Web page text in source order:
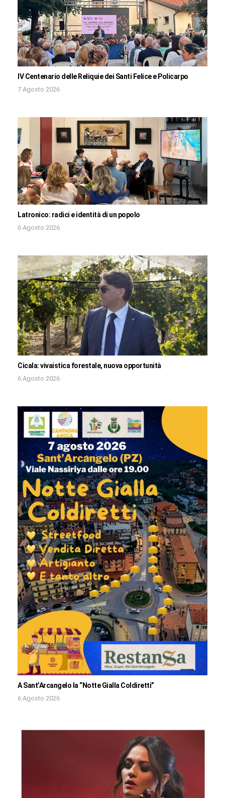
IV Centenario delle Reliquie dei Santi Felice e Policarpo
7 Agosto 2026
Latronico: radici e identità di un popolo
6 Agosto 2026
Cicala: vivaistica forestale, nuova opportunità
6 Agosto 2026
A Sant’Arcangelo la “Notte Gialla Coldiretti”
6 Agosto 2026